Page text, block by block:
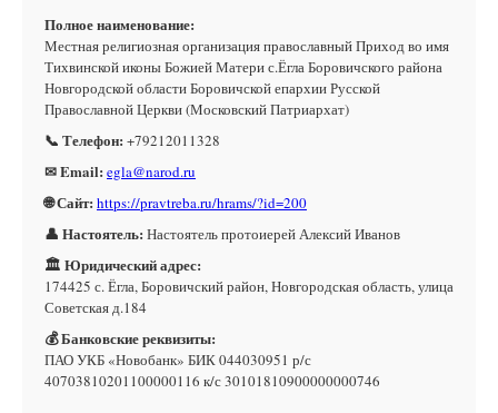
Полное наименование:
Местная религиозная организация православный Приход во имя
Тихвинской иконы Божией Матери с.Ёгла Боровичского района
Новгородской области Боровичской епархии Русской
Православной Церкви (Московский Патриархат)
📞 Телефон: +79212011328
✉ Email: egla@narod.ru
🌐 Сайт: https://pravtreba.ru/hrams/?id=200
👤 Настоятель: Настоятель протоиерей Алексий Иванов
🏛 Юридический адрес:
174425 с. Ёгла, Боровичский район, Новгородская область, улица
Советская д.184
💰 Банковские реквизиты:
ПАО УКБ «Новобанк» БИК 044030951 р/с
40703810201100000116 к/с 30101810900000000746